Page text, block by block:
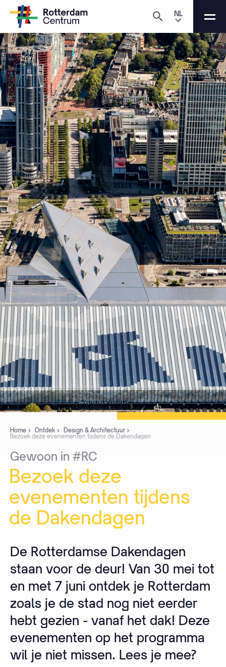
NL
Home Ontdek
Design & Architectuur
Bezoek deze evenementen tijdens de Dakendagen
Gewoon in #RC
Bezoek deze
evenementen tijdens
de Dakendagen
© Guido Pijper
De Rotterdamse Dakendagen
staan voor de deur! Van 30 mei tot
en met 7 juni ontdek je Rotterdam
zoals je de stad nog niet eerder
hebt gezien - vanaf het dak! Deze
evenementen op het programma
wil je niet missen. Lees je mee?